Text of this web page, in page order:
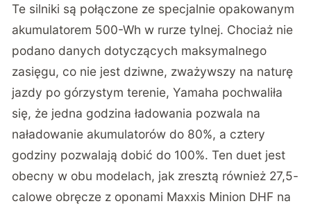
Te silniki są połączone ze specjalnie opakowanym
akumulatorem 500-Wh w rurze tylnej. Chociaż nie
podano danych dotyczących maksymalnego
zasięgu, co nie jest dziwne, zważywszy na naturę
jazdy po górzystym terenie, Yamaha pochwaliła
się, że jedna godzina ładowania pozwala na
naładowanie akumulatorów do 80%, a cztery
godziny pozwalają dobić do 100%. Ten duet jest
obecny w obu modelach, jak zresztą również 27,5-
calowe obręcze z oponami Maxxis Minion DHF na